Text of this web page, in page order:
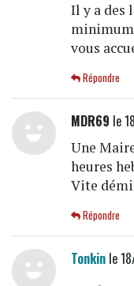
Il y a des
minimum
vous
Répondre
MDR69 le
Une
heures
Vite
Répondre
Tonkinle